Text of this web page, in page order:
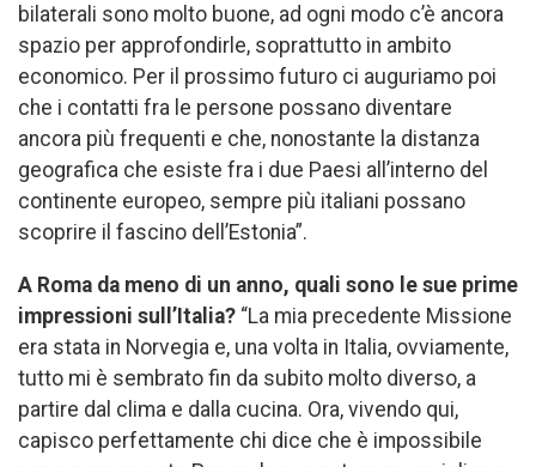
bilaterali sono molto buone, ad ogni modo c’è ancora
spazio per approfondirle, soprattutto in ambito
economico. Per il prossimo futuro ci auguriamo poi
che i contatti fra le persone possano diventare
ancora più frequenti e che, nonostante la distanza
geografica che esiste fra i due Paesi all’interno del
continente europeo, sempre più italiani possano
scoprire il fascino dell’Estonia”.
A Roma da meno di un anno, quali sono le sue prime
impressioni sull’Italia? “La mia precedente Missione
era stata in Norvegia e, una volta in Italia, ovviamente,
tutto mi è sembrato fin da subito molto diverso, a
partire dal clima e dalla cucina. Ora, vivendo qui,
capisco perfettamente chi dice che è impossibile